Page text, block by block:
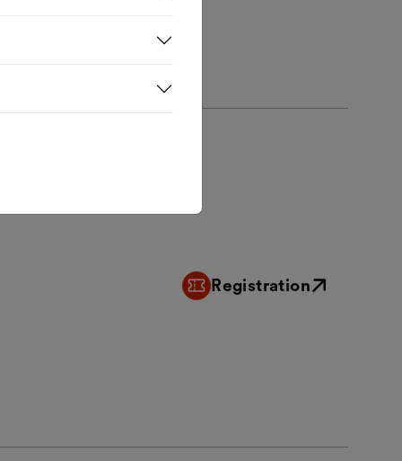
Registration
External link